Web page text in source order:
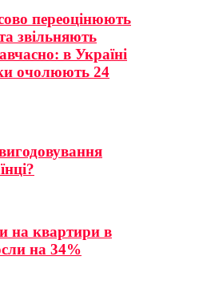
переоцінюють
звільняють
в Україні
очолюють 24
на квартири в
на 34%